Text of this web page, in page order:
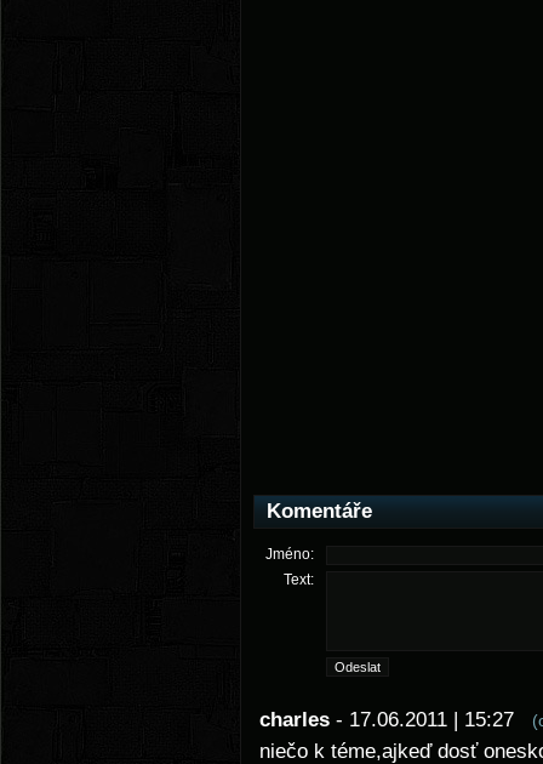
Komentáře
Jméno:
Text:
charles - 17.06.2011 | 15:27
niečo k téme,ajkeď dosť